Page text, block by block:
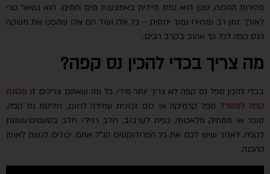
מהירות ההכנה, שכן הוא נמס מיידית באמצעות מים חמים. הוא נשאר טרי
לאורך זמן רב ומחירו נמוך יחסית – כל אלו ועוד הם אלו שהפכו את משקה
הנס קפה לכל כך אהוב בקרב רבים.
מה צריך בכדי להכין נס קפה?
בכדי להכין ספל נס קפה לא צריך יותר מידי. כל מה שאתם צריכים זו מכונת
קפה למשרד ספל קרמיקה או כוס זכוכית עמידה לחום, חליטת נס קפה,
סוכר או ממתיק מלאכותי, כפית לערבוב, חלב רגיל/ חלב בטעמים/שמנת
לקפה. לאחר שיש לכם את כל הפרודוקטים הנ”ל אתם יכולים לגשת לאופן
ההכנה.